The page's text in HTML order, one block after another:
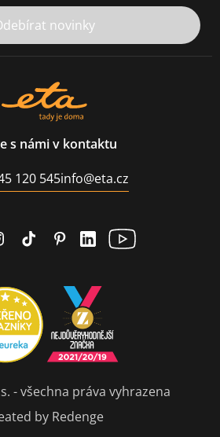
novinky
s námi v kontaktu
120 545info@eta.cz
- všechna práva vyhrazena
by Redenge